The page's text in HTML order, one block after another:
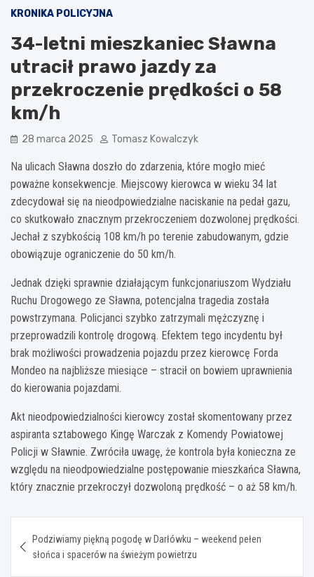
KRONIKA POLICYJNA
34-letni mieszkaniec Sławna
utracił prawo jazdy za
przekroczenie prędkości o 58
km/h
28 marca 2025 Tomasz Kowalczyk
Na ulicach Sławna doszło do zdarzenia, które mogło mieć
poważne konsekwencje. Miejscowy kierowca w wieku 34 lat
zdecydował się na nieodpowiedzialne naciskanie na pedał gazu,
co skutkowało znacznym przekroczeniem dozwolonej prędkości.
Jechał z szybkością 108 km/h po terenie zabudowanym, gdzie
obowiązuje ograniczenie do 50 km/h.
Jednak dzięki sprawnie działającym funkcjonariuszom Wydziału
Ruchu Drogowego ze Sławna, potencjalna tragedia została
powstrzymana. Policjanci szybko zatrzymali mężczyznę i
przeprowadzili kontrolę drogową. Efektem tego incydentu był
brak możliwości prowadzenia pojazdu przez kierowcę Forda
Mondeo na najbliższe miesiące – stracił on bowiem uprawnienia
do kierowania pojazdami.
Akt nieodpowiedzialności kierowcy został skomentowany przez
aspiranta sztabowego Kingę Warczak z Komendy Powiatowej
Policji w Sławnie. Zwróciła uwagę, że kontrola była konieczna ze
względu na nieodpowiedzialne postępowanie mieszkańca Sławna,
który znacznie przekroczył dozwoloną prędkość – o aż 58 km/h.
wpisu
Podziwiamy piękną pogodę w Darłówku – weekend pełen
słońca i spacerów na świeżym powietrzu